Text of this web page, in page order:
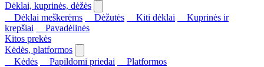
Dėklai, kuprinės, dėžės
Dėklai meškerėms
Dėžutės Kiti dėklai
Kuprinės ir
krepšiai
Pavadėlinės
Kitos prekės
Kėdės, platformos
Kėdės
Papildomi priedai
Platformos